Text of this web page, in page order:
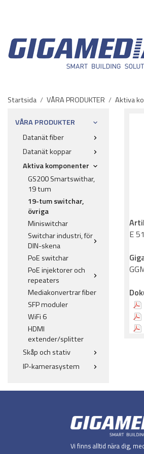
Startsida / VÅRA PRODUKTER / Aktiva
VÅRA PRODUKTER
Datanät fiber
Datanät koppar
Aktiva komponenter
GS200 Smartswithar,
19 tum
19-tum switchar,
övriga
Miniswitchar
Switchar industri, för
DIN-skena
PoE switchar
PoE injektorer och
repeaters
Mediakonvertrar fiber
SFP moduler
WiFi 6
HDMI
extender/splitter
Skåp och stativ
IP-kamerasystem
E
Vi finns alltid nära dig,